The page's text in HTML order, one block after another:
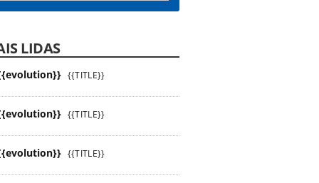
LIDAS
{{TITLE}}
{{TITLE}}
{{TITLE}}